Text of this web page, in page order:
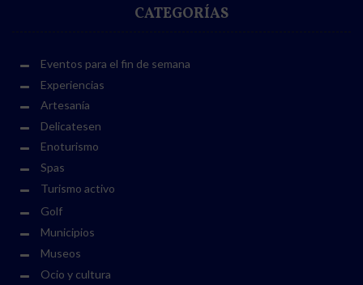
CATEGORÍAS
Eventos para el fin de semana
Experiencias
Artesanía
Delicatesen
Enoturismo
Spas
Turismo activo
Golf
Municipios
Museos
Ocio y cultura